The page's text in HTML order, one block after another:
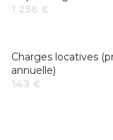
1 256 €
Charges locatives
annuelle)
143 €